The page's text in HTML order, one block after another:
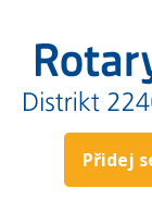
Přidej